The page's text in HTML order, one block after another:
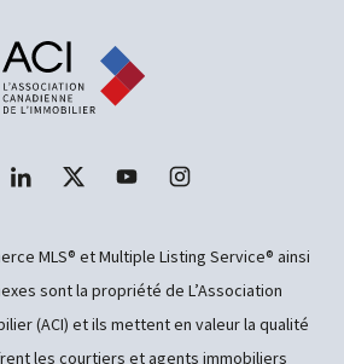
MLS® et Multiple Listing Service® ainsi
sont la propriété de L’Association
(ACI) et ils mettent en valeur la qualité
les courtiers et agents immobiliers